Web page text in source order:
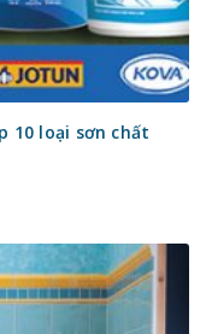
10 loại sơn chất